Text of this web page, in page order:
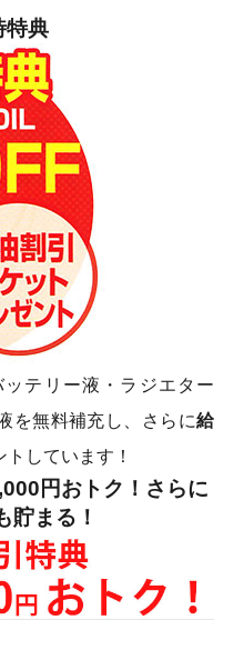
特典
テリー液・ラジエター
を無料補充し、さらに給
トしています！
円おトク！さらに
貯まる！